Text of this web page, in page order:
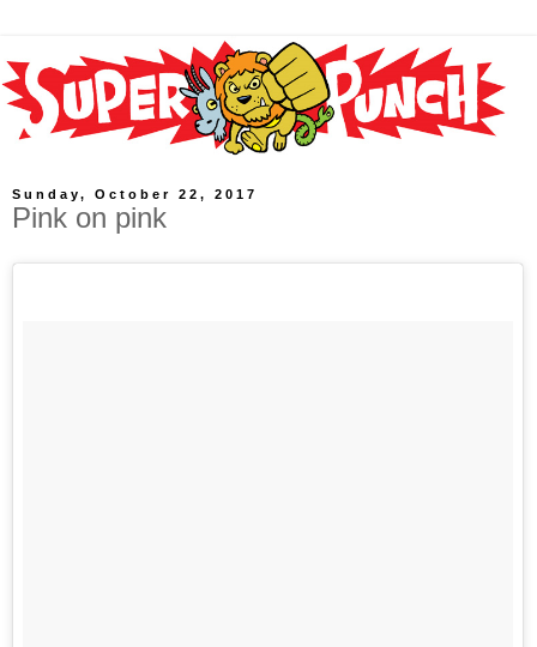
Sunday, October 22, 2017
Pink on pink